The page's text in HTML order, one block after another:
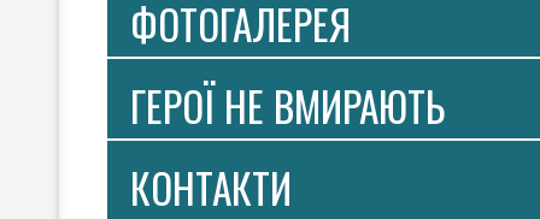
ФОТОГАЛЕРЕЯ
ГЕРОЇ НЕ ВМИРАЮТЬ
КОНТАКТИ